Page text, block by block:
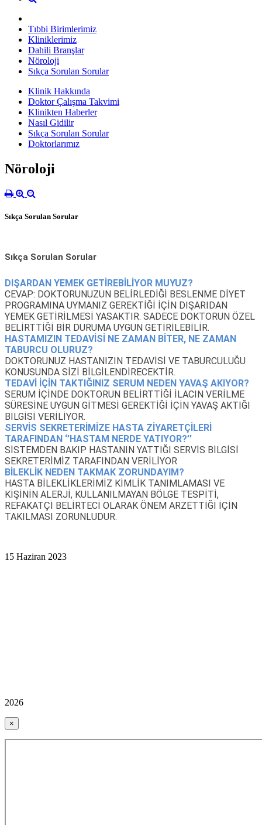
Tıbbi Birimlerimiz
Kliniklerimiz
Dahili Branşlar
Nöroloji
Sıkça Sorulan Sorular
Klinik Hakkında
Doktor Çalışma Takvimi
Klinikten Haberler
Nasıl Gidilir
Sıkça Sorulan Sorular
Doktorlarımız
Nöroloji
Sıkça Sorulan Sorular
Sıkça Sorulan Sorular
DIŞARDAN YEMEK GETİREBİLİYOR MUYUZ?
CEVAP: DOKTORUNUZUN BELİRLEDİĞİ BESLENME DİYET
PROGRAMINA UYMANIZ GEREKTİĞİ İÇİN DIŞARIDAN
YEMEK GETİRİLMESİ YASAKTIR. SADECE DOKTORUN ÖZEL
BELİRTTİĞİ BİR DURUMA UYGUN GETİRİLEBİLİR.
HASTAMIZIN TEDAVİSİ NE ZAMAN BİTER, NE ZAMAN
TABURCU OLURUZ?
DOKTORUNUZ HASTANIZIN TEDAVİSİ VE TABURCULUĞU
KONUSUNDA SİZİ BİLGİLENDİRECEKTİR.
TEDAVİ İÇİN TAKTIĞINIZ SERUM NEDEN YAVAŞ AKIYOR?
SERUM İÇİNDE DOKTORUN BELİRTTİĞİ İLACIN VERİLME
SÜRESİNE UYGUN GİTMESİ GEREKTİĞİ İÇİN YAVAŞ AKTIĞI
BİLGİSİ VERİLİYOR.
SERVİS SEKRETERİMİZE HASTA ZİYARETÇİLERİ
TARAFINDAN ‘’HASTAM NERDE YATIYOR?’’
SİSTEMDEN BAKIP HASTANIN YATTIĞI SERVİS BİLGİSİ
SEKRETERİMİZ TARAFINDAN VERİLİYOR
BİLEKLİK NEDEN TAKMAK ZORUNDAYIM?
HASTA BİLEKLİKLERİMİZ KİMLİK TANIMLAMASI VE
KİŞİNİN ALERJİ, KULLANILMAYAN BÖLGE TESPİTİ,
REFAKATÇİ BELİRTECİ OLARAK ÖNEM ARZETTİĞİ İÇİN
TAKILMASI ZORUNLUDUR.
15 Haziran 2023
2026
×